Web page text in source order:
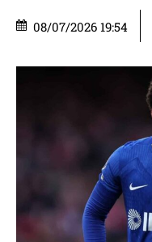
08/07/2026 19:54